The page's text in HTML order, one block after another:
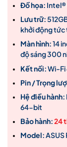
Đồ họa: Intel®
Lưu trữ:
khởi động tức
Màn hình:14
độ sáng 300
Kết nối:Wi-Fi
Pin / Trọng
Hệ điều hành:
64-bit
Bảo hành:24
Model: